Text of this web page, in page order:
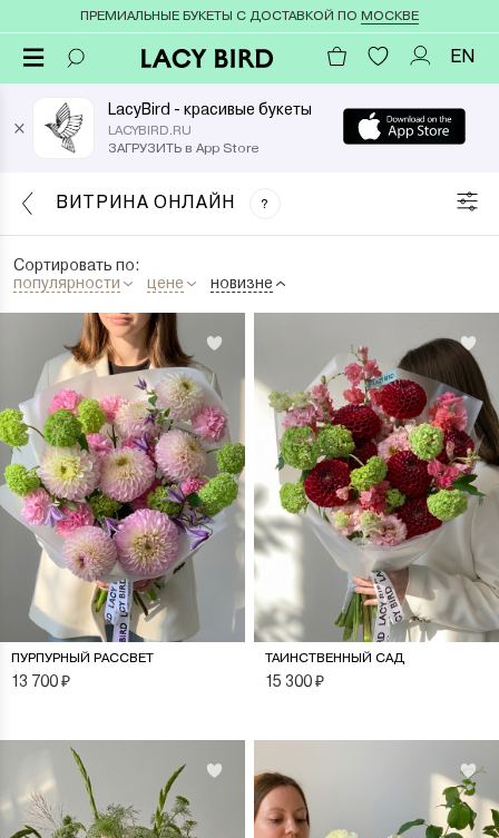
ПРЕМИАЛЬНЫЕ БУКЕТЫ С ДОСТАВКОЙ ПО МОСКВЕ
EN
×
LacyBird - красивые букеты
LACYBIRD.RU
ЗАГРУЗИТЬ в App Store
ВИТРИНА ОНЛАЙН ?
Сортировать по:
популярности
цене новизне
ПУРПУРНЫЙ РАССВЕТ
13 700₽
ТАИНСТВЕННЫЙ САД
15 300₽